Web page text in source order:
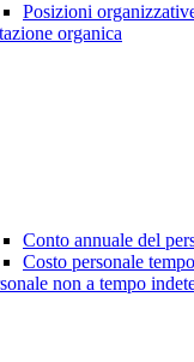
Posizioni
organica
Conto annuale del
Costo personale
non a tempo